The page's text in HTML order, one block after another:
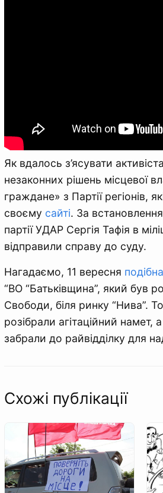
Як вдалось з’ясувати
незаконних рішень місцевої
граждане» з Партії регіонів,
своєму сайті. За
партії УДАР Сергія Тафія в
відправили справу до суду.
Нагадаємо, 11 вересня
“ВО “Батьківщина”, який був
Свободи, біля ринку “Нива”.
розібрали агітаційний
забрали до райвідділку для
Схожі публікації